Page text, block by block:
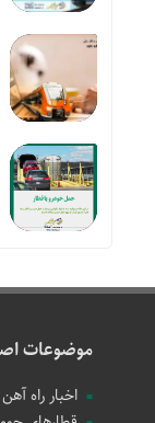
موضوعات
اخبار راه آهن